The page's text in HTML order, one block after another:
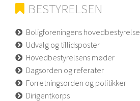
BESTYRELSEN
Boligforeningens hovedbestyrelse
Udvalg og tillidsposter
Hovedbestyrelsens møder
Dagsorden og referater
Forretningsorden og politikker
Dirigentkorps